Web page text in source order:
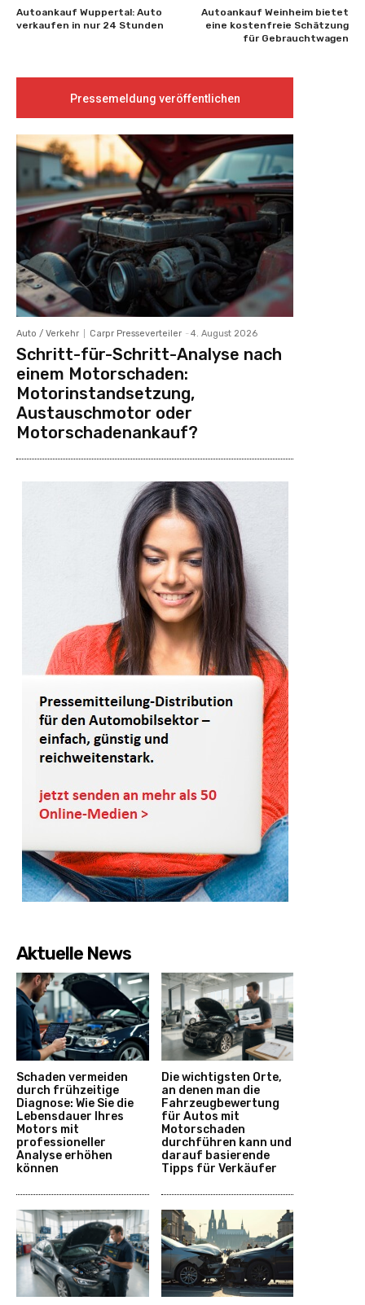
Autoankauf Wuppertal: Auto
verkaufen in nur 24 Stunden
Autoankauf Weinheim bietet
eine kostenfreie Schätzung
für Gebrauchtwagen
Pressemeldung veröffentlichen
Auto / Verkehr Carpr Presseverteiler - 4. August 2026
Schritt-für-Schritt-Analyse nach
einem Motorschaden:
Motorinstandsetzung,
Austauschmotor oder
Motorschadenankauf?
Aktuelle News
Schaden vermeiden
durch frühzeitige
Diagnose: Wie Sie die
Lebensdauer Ihres
Motors mit
professioneller
Analyse erhöhen
können
Die wichtigsten Orte,
an denen man die
Fahrzeugbewertung
für Autos mit
Motorschaden
durchführen kann und
darauf basierende
Tipps für Verkäufer